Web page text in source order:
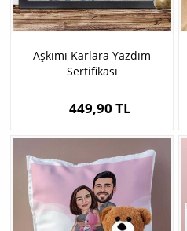
Aşkımı Karlara Yazdım
Sertifikası
449,90 TL